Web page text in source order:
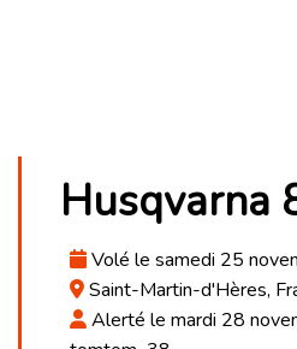
Husqvarna
Volé le samedi 25
Saint-Martin-d'Hères,
Alerté le mardi 28